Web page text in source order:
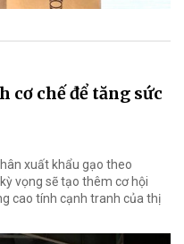
cơ chế để tăng sức
xuất khẩu gạo theo
vọng sẽ tạo thêm cơ hội
cao tính cạnh tranh của thị